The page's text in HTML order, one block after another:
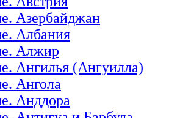
Азербайджан
Албания
Алжир
Ангилья (Ангуилла)
Ангола
Анддора